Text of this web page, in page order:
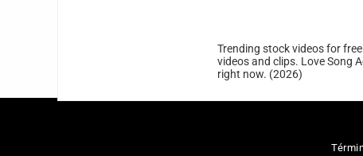
Trending stock videos for
videos and clips. Love Song
right now. (2026)